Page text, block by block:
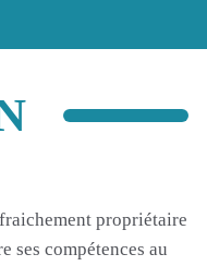
propriétaire
ses compétences au